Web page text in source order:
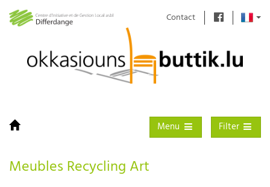
Contact
Toggle filter
Filter
Toggle navigation
Menu
Meubles Recycling Art